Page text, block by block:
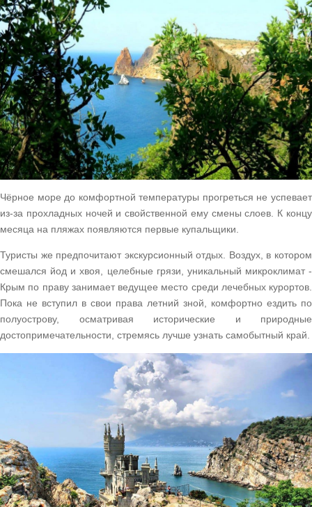
Чёрное море до комфортной температуры прогреться не успевает
из-за прохладных ночей и свойственной ему смены слоев. К концу
месяца на пляжах появляются первые купальщики.
Туристы же предпочитают экскурсионный отдых. Воздух, в котором
смешался йод и хвоя, целебные грязи, уникальный микроклимат -
Крым по праву занимает ведущее место среди лечебных курортов.
Пока не вступил в свои права летний зной, комфортно ездить по
полуострову, осматривая исторические и природные
достопримечательности, стремясь лучше узнать самобытный край.